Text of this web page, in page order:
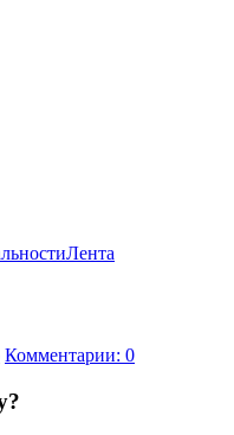
Лента
Комментарии: 0